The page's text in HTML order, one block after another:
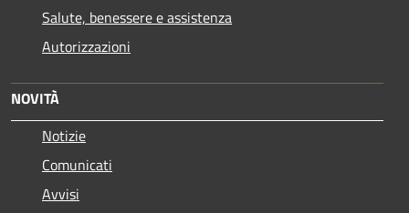
Salute, benessere e assistenza
Autorizzazioni
NOVITÀ
Notizie
Comunicati
Avvisi